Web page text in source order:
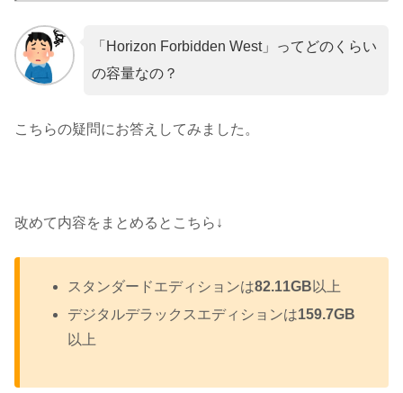
「Horizon Forbidden West」ってどのくらい
の容量なの？
こちらの疑問にお答えしてみました。
改めて内容をまとめるとこちら↓
スタンダードエディションは82.11GB 以上
デジタルデラックスエディションは159.7GB
以上